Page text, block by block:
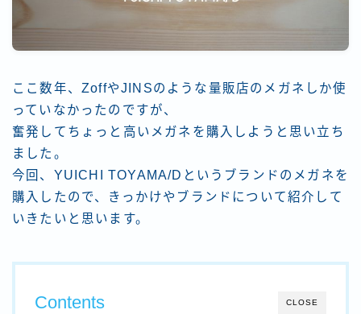
ここ数年、ZoffやJINSのような量販店のメガネしか使
っていなかったのですが、
奮発してちょっと高いメガネを購入しようと思い立ち
ました。
今回、YUICHI TOYAMA/Dというブランドのメガネを
購入したので、きっかけやブランドについて紹介して
いきたいと思います。
CLOSE
Contents